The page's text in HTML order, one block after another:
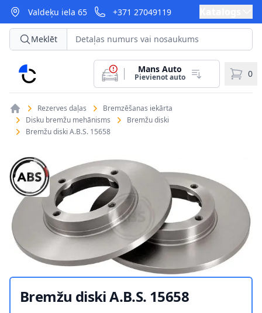
Valdeķu iela 65 +371 27049119
CarParts
Meklēt
Mans Auto
Pievienot auto 0
Rezerves daļas
Bremzēšanas iekārta
Disku bremžu mehānisms
Bremžu diski
Bremžu diski A.B.S. 15658
Bremžu diski A.B.S. 15658